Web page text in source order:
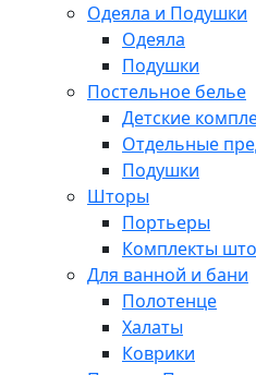
Одеяла и Подушки
Одеяла
Подушки
Постельное белье
Детские
Отдельные
Подушки
Шторы
Портьеры
Комплекты
Для ванной и бани
Полотенце
Халаты
Коврики